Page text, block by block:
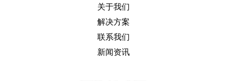
关于我们
解决方案
联系我们
新闻资讯